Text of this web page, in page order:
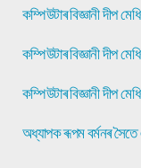
কম্পিউটাৰ বিজ্ঞানী দীপ
কম্পিউটাৰ বিজ্ঞানী দীপ
কম্পিউটাৰ বিজ্ঞানী দীপ
অধ্যাপক ৰূপম বৰ্মনৰ সৈতে